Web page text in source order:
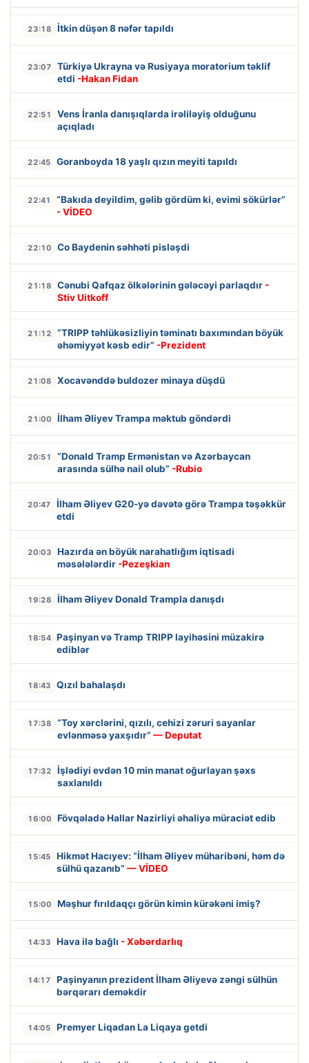
23:18 İtkin düşən 8 nəfər tapıldı
23:07
Türkiyə Ukrayna və Rusiyaya moratorium təklif
etdi -Hakan Fidan
22:51
Vens İranla danışıqlarda irəliləyiş olduğunu
açıqladı
22:45 Goranboyda 18 yaşlı qızın meyiti tapıldı
22:41
“Bakıda deyildim, gəlib gördüm ki, evimi sökürlər”
- VİDEO
22:10 Co Baydenin səhhəti pisləşdi
21:18 Cənubi Qafqaz ölkələrinin gələcəyi parlaqdır -
Stiv Uitkoff
21:12
“TRIPP təhlükəsizliyin təminatı baxımından böyük
əhəmiyyət kəsb edir” -Prezident
21:08 Xocavənddə buldozer minaya düşdü
21:00 İlham Əliyev Trampa məktub göndərdi
20:51
“Donald Tramp Ermənistan və Azərbaycan
arasında sülhə nail olub” -Rubio
20:47
İlham Əliyev G20-yə dəvətə görə Trampa təşəkkür
etdi
20:03
Hazırda ən böyük narahatlığım iqtisadi
məsələlərdir -Pezeşkian
19:28 İlham Əliyev Donald Trampla danışdı
18:54 Paşinyan və Tramp TRIPP layihəsini müzakirə
ediblər
18:43 Qızıl bahalaşdı
17:38
“Toy xərclərini, qızılı, cehizi zəruri sayanlar
evlənməsə yaxşıdır” — Deputat
17:32
İşlədiyi evdən 10 min manat oğurlayan şəxs
saxlanıldı
16:00 Fövqəladə Hallar Nazirliyi əhaliyə müraciət edib
15:45
Hikmət Hacıyev: “İlham Əliyev müharibəni, həm də
sülhü qazanıb” — VİDEO
15:00 Məşhur fırıldaqçı görün kimin kürəkəni imiş?
14:33 Hava ilə bağlı - Xəbərdarlıq
14:17
Paşinyanın prezident İlham Əliyevə zəngi sülhün
bərqərarı deməkdir
14:05 Premyer Liqadan La Liqaya getdi